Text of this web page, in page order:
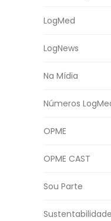
LogMed
LogNews
Na Mídia
Números
OPME
OPME CAST
Sou Parte
Sustentabilidade